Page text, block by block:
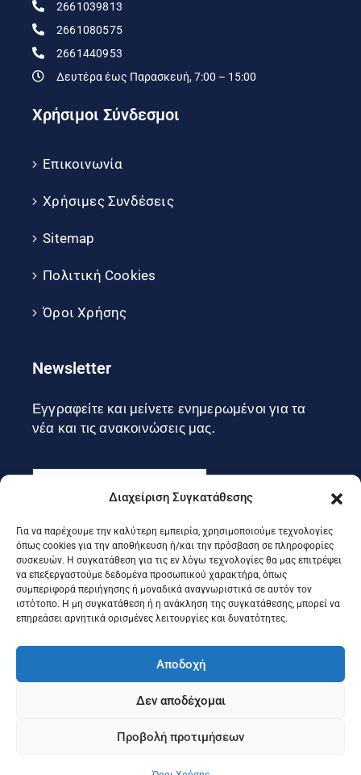
Διαχείριση Συγκατάθεσης
Για να παρέχουμε την καλύτερη εμπειρία, χρησιμοποιούμε τεχνολογίες
όπως cookies για την αποθήκευση ή/και την πρόσβαση σε πληροφορίες
συσκευών. Η συγκατάθεση για τις εν λόγω τεχνολογίες θα μας επιτρέψει
να επεξεργαστούμε δεδομένα προσωπικού χαρακτήρα, όπως
συμπεριφορά περιήγησης ή μοναδικά αναγνωριστικά σε αυτόν τον
ιστότοπο. Η μη συγκατάθεση ή η ανάκληση της συγκατάθεσης, μπορεί να
επηρεάσει αρνητικά ορισμένες λειτουργίες και δυνατότητες.
Αποδοχή
Δεν αποδέχομαι
Προβολή προτιμήσεων
2661039813
2661080575
2661440953
Δευτέρα έως Παρασκευή, 7:00 – 15:00
Χρήσιμοι Σύνδεσμοι
Επικοινωνία
Χρήσιμες Συνδέσεις
Sitemap
Πολιτική Cookies
Όροι Χρήσης
Newsletter
Εγγραφείτε και μείνετε ενημερωμένοι για τα
νέα και τις ανακοινώσεις μας.
Εγγραφή
Ακολουθήστε μας στα social
©2025 Portal Επιμελητηρίου Κέρκυρας, Designed & Developed